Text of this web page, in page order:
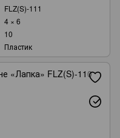
FLZ(S)-111
4 × 6
10
Пластик